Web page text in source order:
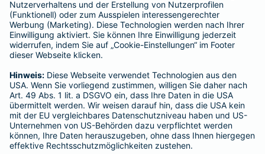
Tierversicherungen
Haftpflichtversicherung
Hausratversicherung
Adresse ändern
Schaden melden
Kilometerstandsmeldung
Serviceübersicht